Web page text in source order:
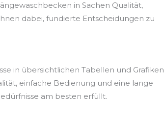
in Sachen Qualität,
dabei, fundierte Entscheidungen zu
in übersichtlichen Tabellen und Grafiken
einfache Bedienung und eine lange
am besten erfüllt.